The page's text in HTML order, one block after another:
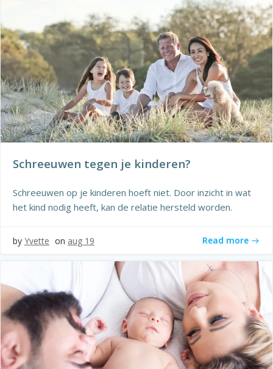
Schreeuwen tegen je kinderen?
Schreeuwen op je kinderen hoeft niet. Door inzicht in wat
het kind nodig heeft, kan de relatie hersteld worden.
by Yvette on aug 19 Read more